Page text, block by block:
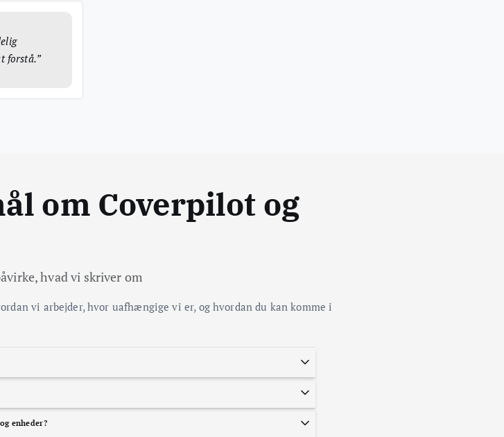
forstå.”
om Coverpilot og
hvad vi skriver om
vi arbejder, hvor uafhængige vi er, og hvordan du kan komme i
er at give dig overblik, forklaringer og konkrete anbefalinger, så du kan vælge det, der passer til
enheder?